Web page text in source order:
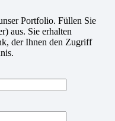
Portfolio. Füllen Sie
aus. Sie erhalten
der Ihnen den Zugriff